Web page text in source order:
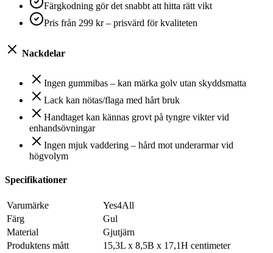
Färgkodning gör det snabbt att hitta rätt vikt
Pris från 299 kr – prisvärd för kvaliteten
Nackdelar
Ingen gummibas – kan märka golv utan skyddsmatta
Lack kan nötas/flaga med hårt bruk
Handtaget kan kännas grovt på tyngre vikter vid
enhandsövningar
Ingen mjuk vaddering – hård mot underarmar vid
högvolym
Specifikationer
Varumärke
Yes4All
Färg
Gul
Material
Gjutjärn
Produktens mått
15,3L x 8,5B x 17,1H centimeter